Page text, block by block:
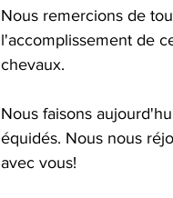
Nous remercions de
l'accomplissement de
chevaux.
Nous faisons
équidés. Nous nous
avec vous!